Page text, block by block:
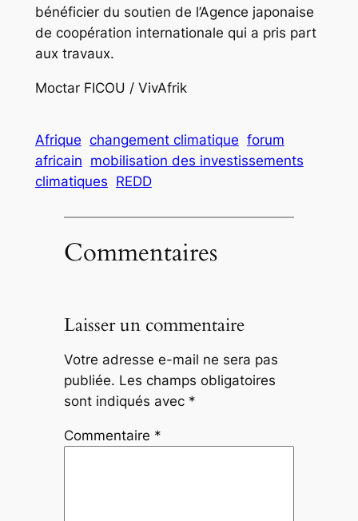
bénéficier du soutien de l’Agence japonaise
de coopération internationale qui a pris part
aux travaux.
Moctar FICOU / VivAfrik
Afrique changement climatique forum
africain mobilisation des investissements
climatiques REDD
Commentaires
Laisser un commentaire
Votre adresse e-mail ne sera pas
publiée. Les champs obligatoires
sont indiqués avec *
Commentaire *